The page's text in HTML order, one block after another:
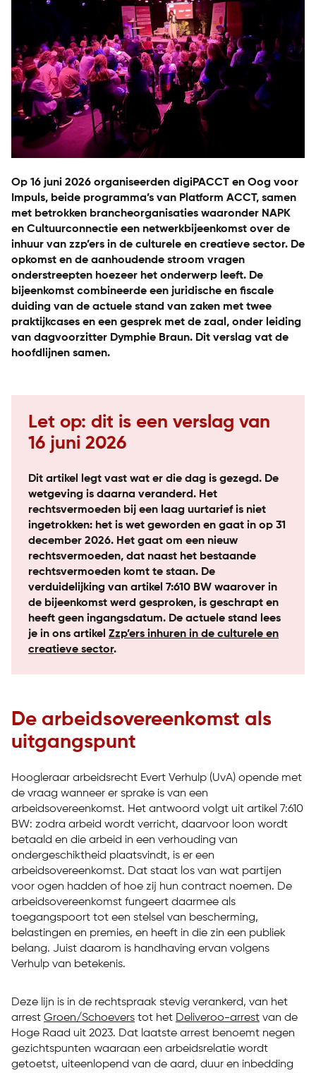
Op 16 juni 2026 organiseerden digiPACCT en Oog voor
Impuls, beide programma’s van Platform ACCT, samen
met betrokken brancheorganisaties waaronder NAPK
en Cultuurconnectie een netwerkbijeenkomst over de
inhuur van zzp’ers in de culturele en creatieve sector. De
opkomst en de aanhoudende stroom vragen
onderstreepten hoezeer het onderwerp leeft. De
bijeenkomst combineerde een juridische en fiscale
duiding van de actuele stand van zaken met twee
praktijkcases en een gesprek met de zaal, onder leiding
van dagvoorzitter Dymphie Braun. Dit verslag vat de
hoofdlijnen samen.
Let op: dit is een verslag van
16 juni 2026
Dit artikel legt vast wat er die dag is gezegd. De
wetgeving is daarna veranderd. Het
rechtsvermoeden bij een laag uurtarief is niet
ingetrokken: het is wet geworden en gaat in op 31
december 2026. Het gaat om een nieuw
rechtsvermoeden, dat naast het bestaande
rechtsvermoeden komt te staan. De
verduidelijking van artikel 7:610 BW waarover in
de bijeenkomst werd gesproken, is geschrapt en
heeft geen ingangsdatum. De actuele stand lees
je in ons artikel Zzp’ers inhuren in de culturele en
creatieve sector.
De arbeidsovereenkomst als
uitgangspunt
Hoogleraar arbeidsrecht Evert Verhulp (UvA) opende met
de vraag wanneer er sprake is van een
arbeidsovereenkomst. Het antwoord volgt uit artikel 7:610
BW: zodra arbeid wordt verricht, daarvoor loon wordt
betaald en die arbeid in een verhouding van
ondergeschiktheid plaatsvindt, is er een
arbeidsovereenkomst. Dat staat los van wat partijen
voor ogen hadden of hoe zij hun contract noemen. De
arbeidsovereenkomst fungeert daarmee als
toegangspoort tot een stelsel van bescherming,
belastingen en premies, en heeft in die zin een publiek
belang. Juist daarom is handhaving ervan volgens
Verhulp van betekenis.
Deze lijn is in de rechtspraak stevig verankerd, van het
arrest Groen/Schoevers tot het Deliveroo-arrest van de
Hoge Raad uit 2023. Dat laatste arrest benoemt negen
gezichtspunten waaraan een arbeidsrelatie wordt
getoetst, uiteenlopend van de aard, duur en inbedding